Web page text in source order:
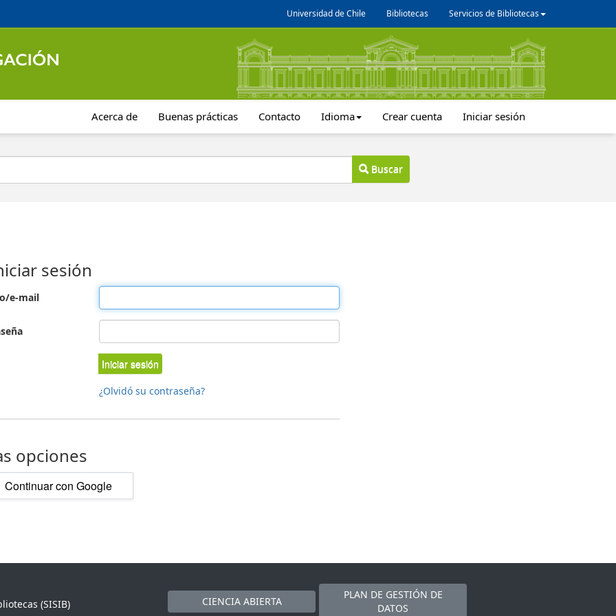
Universidad de Chile Bibliotecas Servicios de Bibliotecas
Acerca de Buenas prácticas Contacto Idioma Crear cuenta Iniciar sesión
Buscar
sesión
e-mail
Iniciar sesión
¿Olvidó su contraseña?
opciones
Continuar con Google
(SISIB)
CIENCIA ABIERTA
PLAN DE GESTIÓN DE
DATOS